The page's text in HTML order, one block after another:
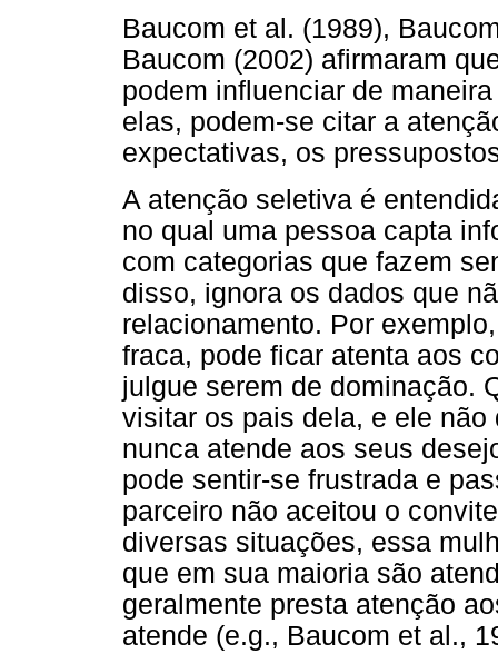
Baucom et al. (1989),
Baucom (2002) afirmaram
podem influenciar de
elas, podem-se citar a
expectativas, os
A atenção seletiva é
no qual uma pessoa capta
com categorias que fazem
disso, ignora os dados que
relacionamento. Por
fraca, pode ficar atenta aos
julgue serem de dominação.
visitar os pais dela, e ele
nunca atende aos seus
pode sentir-se frustrada e
parceiro não aceitou o
diversas situações, essa
que em sua maioria são
geralmente presta atenção
atende (e.g., Baucom et al.,